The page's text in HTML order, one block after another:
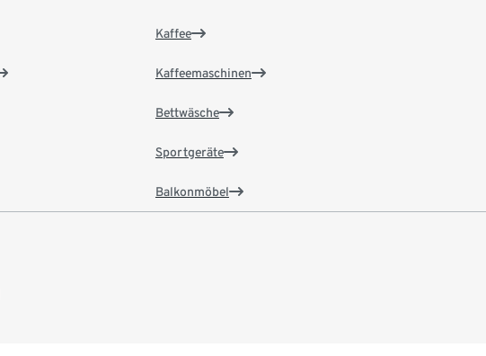
Kaffee
Kaffeemaschinen
Bettwäsche
Sportgeräte
Balkonmöbel